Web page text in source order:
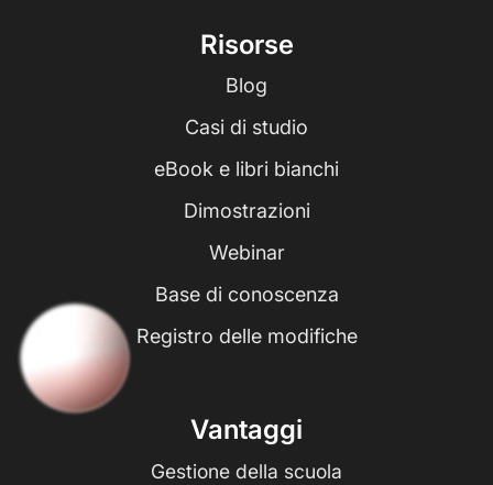
Risorse
Blog
Casi di studio
eBook e libri bianchi
Dimostrazioni
Webinar
Base di conoscenza
Registro delle modifiche
Vantaggi
Gestione della scuola